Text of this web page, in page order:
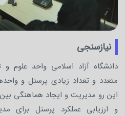
نیازسنجی
دانشگاه آزاد اسلامی واحد علوم
متعدد و تعداد زیادی پرسنل و
این رو مدیریت و ایجاد هماهنگی
و ارزیابی عملکرد پرسنل برای